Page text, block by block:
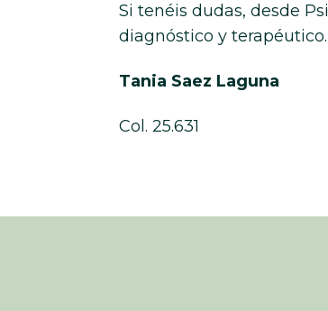
Si tenéis dudas, desde
diagnóstico y terapéutico.
Tania Saez Laguna
Col. 25.631